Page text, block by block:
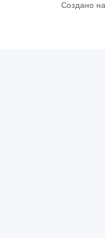
Создано